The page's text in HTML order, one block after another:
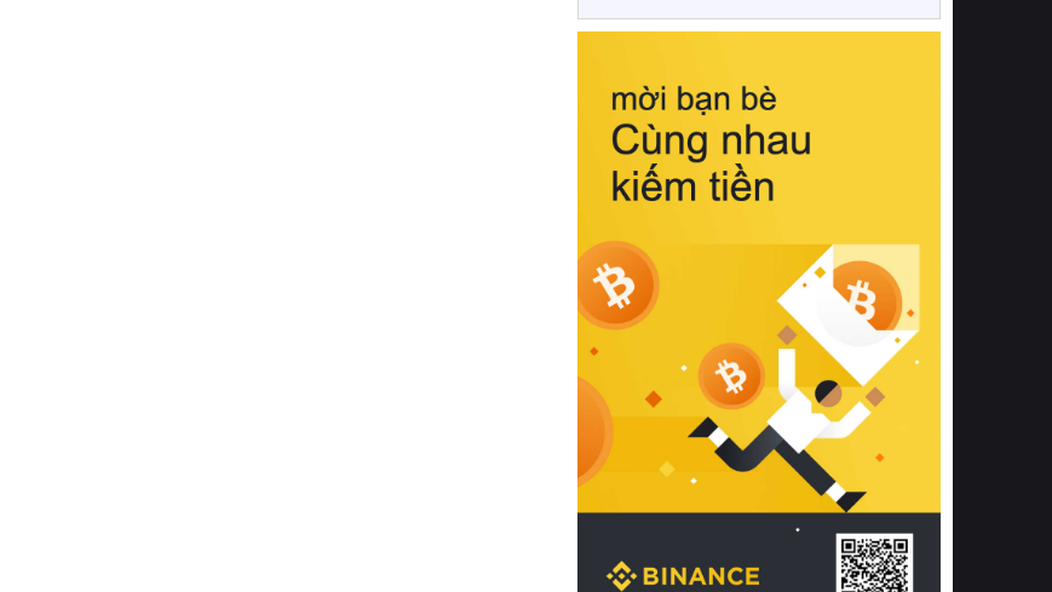
này, bạn sẽ cảm nhận rõ rệt sự khác
hồi chuẩn xác của phần đệm nâng đỡ
cột sống.
Bên cạnh đó, việc lựa chọn các dòng
sản phẩm đạt chuẩn chất lượng quốc
tế còn giúp ngăn ngừa tình trạng kích
khuẩn và nấm mốc trong điều kiện
thời tiết nóng ẩm. Bạn có thể tìm hiểu
thêm các nghiên cứu khoa học về tác
động của giấc ngủ và môi trường
phòng ngủ đối với sức khỏe con
người tại Sleep Foundation (External
Link) để có cái nhìn toàn diện hơn.
2. Các tiêu chí vàng khi lựa chọn
chăn ga gối đệm cao cấp cho phòng
ngủ
Để sở hữu một bộ chăn ga gối đệm
cao cấp hoàn hảo cả về thẩm mỹ lẫn
công năng, người tiêu dùng cần cân
nhắc kỹ lưỡng các tiêu chí quan trọng